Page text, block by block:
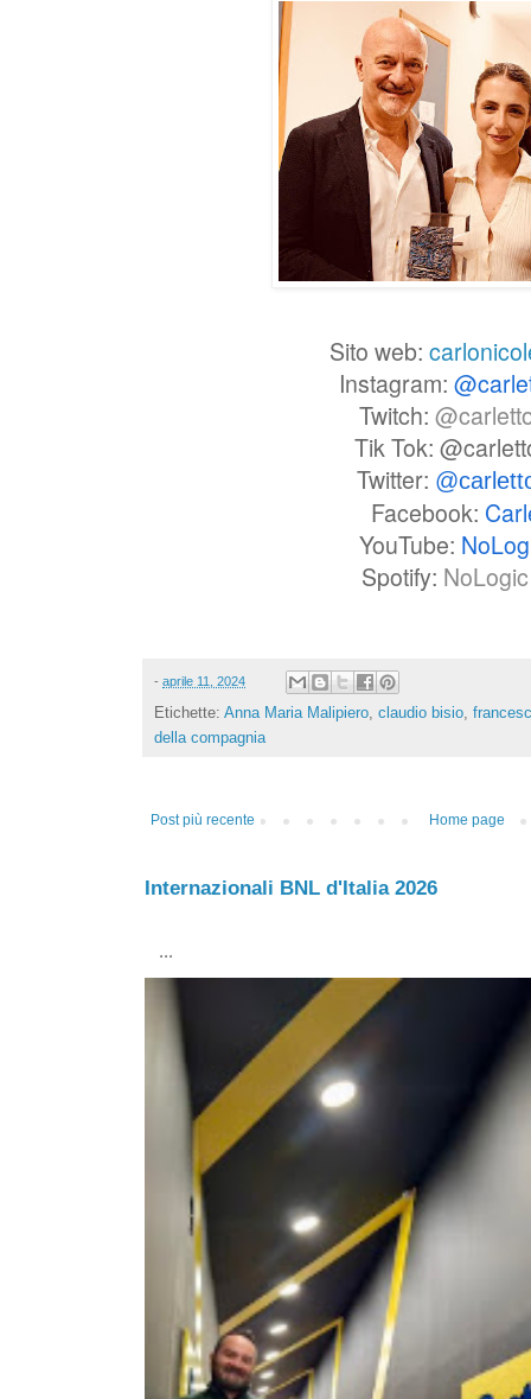
Sito web:
Instagram:
Twitch:
Tik Tok:
Twitter:
Facebook:
YouTube:
Spotify:
- aprile 11, 2024
Etichette: Anna Maria Malipiero, claudio bisio,
della compagnia
Post più recente Home page
Internazionali BNL d'Italia 2026
...